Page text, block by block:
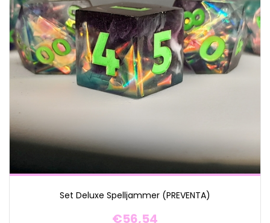
Set Deluxe Spelljammer (PREVENTA)
€56,54